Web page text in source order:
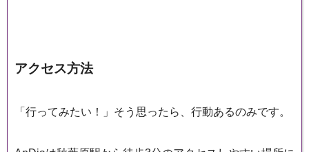
アクセス方法
「行ってみたい！」そう思ったら、行動あるのみです。